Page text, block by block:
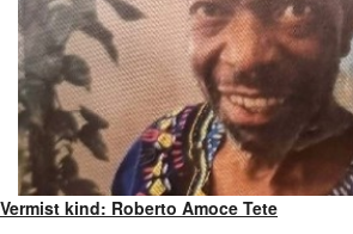
Vermist kind: Roberto Amoce Tete